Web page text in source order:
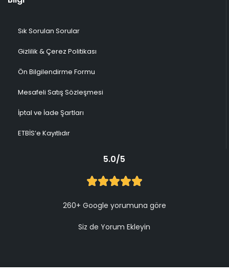
Sık Sorulan Sorular
Gizlilik & Çerez Politikası
Ön Bilgilendirme Formu
Mesafeli Satış Sözleşmesi
İptal ve İade Şartları
ETBİS’e Kayıtlıdır
5.0/5
260+ Google yorumuna göre
Siz de Yorum Ekleyin